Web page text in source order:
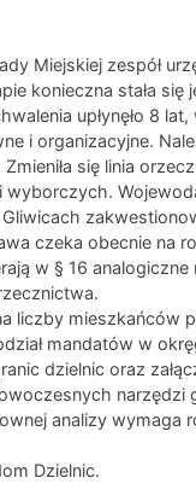
Miejskiej zespół
konieczna stała się
upłynęło 8
i organizacyjne.
się linia
wyborczych.
czeka obecnie na
w § 16 analogiczne
mieszkańców
mandatów w
dzielnic oraz
narzędzi
analizy wymaga
Dzielnic.